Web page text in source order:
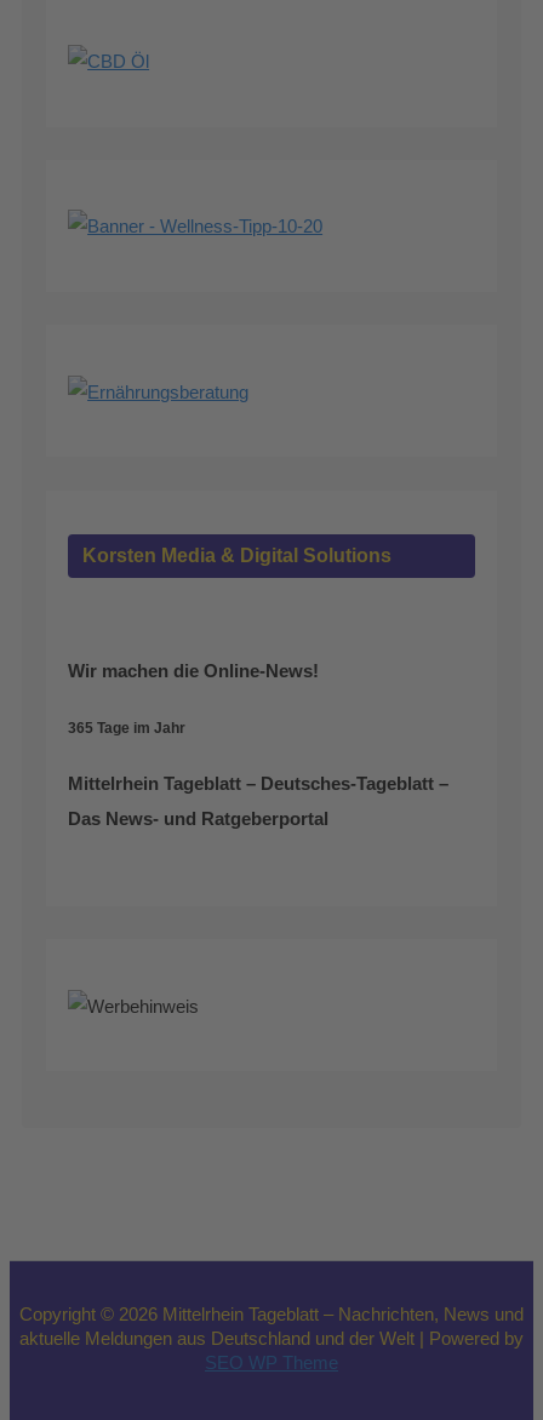
Korsten Media & Digital Solutions
Wir machen die Online-News!
365 Tage im Jahr
Mittelrhein Tageblatt – Deutsches-Tageblatt –
Das News- und Ratgeberportal
Copyright © 2026 Mittelrhein Tageblatt – Nachrichten, News und
aktuelle Meldungen aus Deutschland und der Welt | Powered by
SEO WP Theme